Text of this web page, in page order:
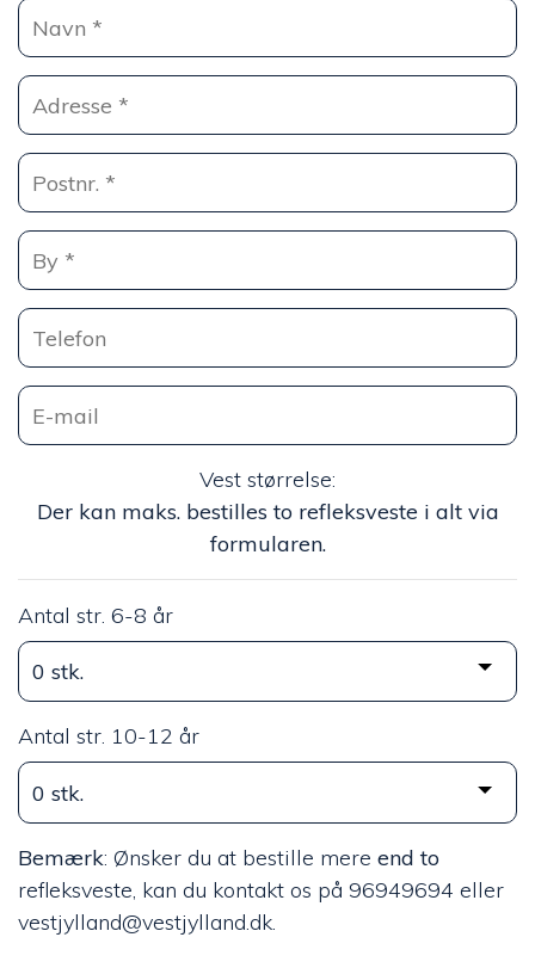
Vest størrelse:
Der kan maks. bestilles to refleksveste i alt via
formularen.
Antal str. 6-8 år
Antal str. 10-12 år
Bemærk: Ønsker du at bestille mere end to
refleksveste, kan du kontakt os på 96949694 eller
vestjylland@vestjylland.dk.